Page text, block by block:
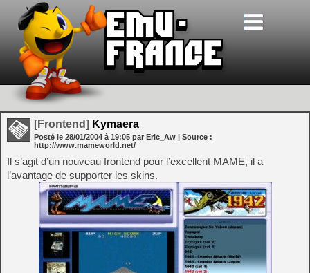
[Frontend] Kymaera
Posté le 28/01/2004 à 19:05 par Eric_Aw | Source :
http://www.mameworld.net/
Il s’agit d’un nouveau frontend pour l’excellent MAME, il a
l’avantage de supporter les skins.